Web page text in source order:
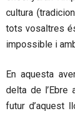
cultura
tots vosaltres
impossible i
En aquesta
delta de l’Ebre
futur d’aquest